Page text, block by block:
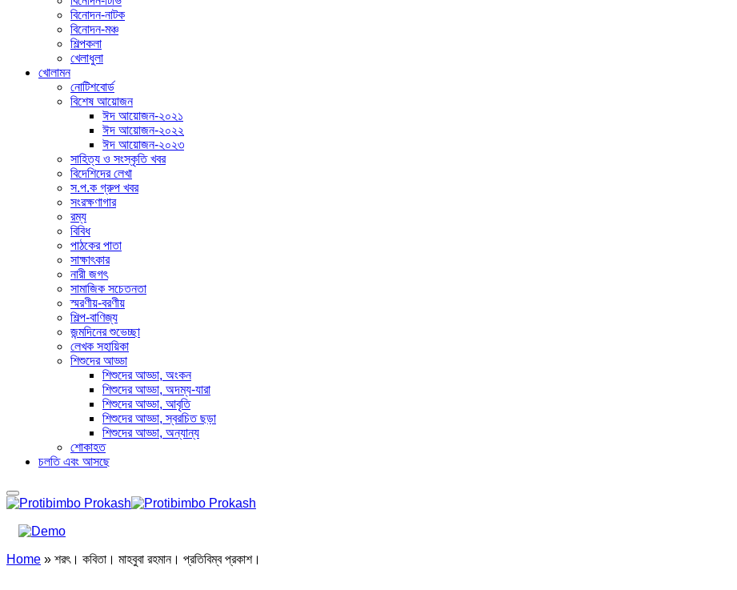
বিনোদন-নাটক
বিনোদন-মঞ্চ
শিল্পকলা
খেলাধুলা
খোলামন
নোটিশবোর্ড
বিশেষ আয়োজন
ঈদ আয়োজন-২০২১
ঈদ আয়োজন-২০২২
ঈদ আয়োজন-২০২৩
সাহিত্য ও সংস্কৃতি খবর
বিদেশিদের লেখা
স.প.ক গ্রুপ খবর
সংরক্ষণাগার
রম্য
বিবিধ
পাঠকের পাতা
সাক্ষাৎকার
নারী জগৎ
সামাজিক সচেতনতা
স্মরণীয়-বরণীয়
শিল্প-বাণিজ্য
জন্মদিনের শুভেচ্ছা
লেখক সহায়িকা
শিশুদের আড্ডা
শিশুদের আড্ডা, অংকন
শিশুদের আড্ডা, অদম্য-যারা
শিশুদের আড্ডা, আবৃতি
শিশুদের আড্ডা, স্বরচিত ছড়া
শিশুদের আড্ডা, অন্যান্য
শোকাহত
চলতি এবং আসছে
Home » শরৎ। কবিতা। মাহবুবা রহমান। প্রতিবিম্ব প্রকাশ।